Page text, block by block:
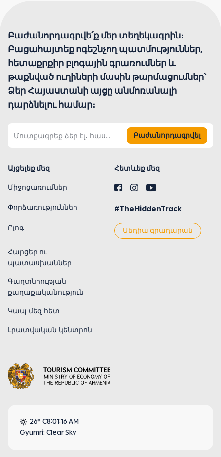
Բաժանորդագրվե՛ք մեր տեղեկագրին։
Բացահայտեք ոգեշնչող պատմություններ,
հետաքրքիր բլոգային գրառումներ և
թաքնված ուղիների մասին թարմացումներ՝
Ձեր Հայաստանի այցը անմոռանալի
դարձնելու համար։
Բաժանորդագրվել
Այցելեք մեզ Հետևեք մեզ
Միջոցառումներ
Փորձառություններ #TheHiddenTrack
Բլոգ Մեդիա գրադարան
Հարցեր ու
պատասխաններ
Գաղտնիության
քաղաքականություն
Կապ մեզ հետ
Լրատվական կենտրոն
26° C8:01:17 AM
Gyumri: Clear Sky